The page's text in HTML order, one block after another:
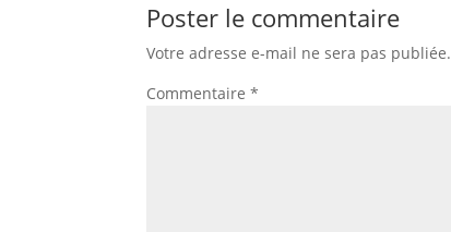
Poster le commentaire
Votre adresse e-mail ne sera pas publiée.
Commentaire*